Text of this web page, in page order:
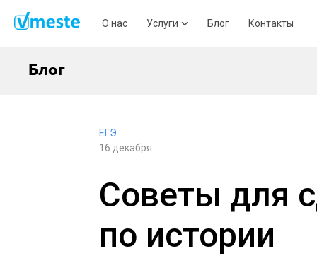
О нас Услуги Блог Контакты
Блог
ЕГЭ
16 декабря
Советы для
по истории